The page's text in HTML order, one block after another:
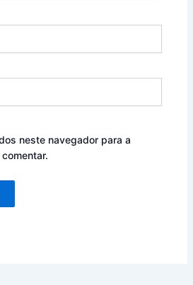
neste navegador para a